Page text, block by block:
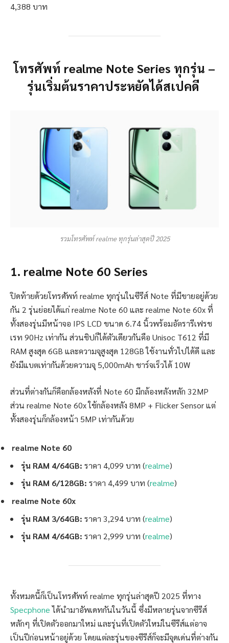
4,388 บาท
โทรศัพท์ realme Note Series ทุกรุ่น –
รุ่นเริ่มต้นราคาประหยัดได้สเปคดี
รวมโทรศัพท์ realme ทุกรุ่นล่าสุดปี 2025
1. realme Note 60 Series
ปิดท้ายด้วยโทรศัพท์ realme ทุกรุ่นในซีรีส์ Note ที่มีขายอยู่ด้วย
กัน 2 รุ่นย่อยได้แก่ realme Note 60 และ realme Note 60x ที่
ทั้งสองรุ่นมีหน้าจอ IPS LCD ขนาด 6.74 นิ้วพร้อมอัตรารีเฟรช
เรท 90Hz เท่ากัน ส่วนชิปก็ได้ตัวเดียวกันคือ Unisoc T612 ที่มี
RAM สูงสุด 6GB และความจุสูงสุด 128GB ใช้งานทั่วไปได้ดี และ
ยังมีแบตเท่ากันด้วยความจุ 5,000mAh ชาร์จเร็วได้ 10W
ส่วนที่ต่างกันก็คือกล้องหลังที่ Note 60 มีกล้องหลังหลัก 32MP
ส่วน realme Note 60x ใช้กล้องหลัง 8MP + Flicker Sensor แต่
ทั้งสองรุ่นก็กล้องหน้า 5MP เท่ากันด้วย
realme Note 60
รุ่น RAM 4/64GB: ราคา 4,099 บาท (realme)
รุ่น RAM 6/128GB: ราคา 4,499 บาท (realme)
realme Note 60x
รุ่น RAM 3/64GB: ราคา 3,294 บาท (realme)
รุ่น RAM 4/64GB: ราคา 2,999 บาท (realme)
ทั้งหมดนี้ก็เป็นโทรศัพท์ realme ทุกรุ่นล่าสุดปี 2025 ที่ทาง
Specphoneได้นำมาอัพเดทกันในวันนี้ ซึ่งมีหลายรุ่นจากซีรีส์
หลักๆ ที่เปิดตัวออกมาใหม่ และรุ่นที่เปิดตัวใหม่ในซีรีส์แต่อาจ
เป็นปีก่อนหน้าอยู่ด้วย โดยแต่ละรุ่นของซีรีส์ก็จะมีจุดเด่นที่ต่างกัน